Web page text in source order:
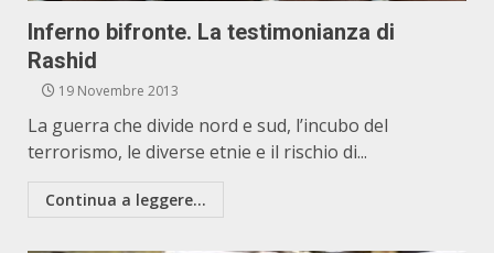
Inferno bifronte. La testimonianza di
Rashid
19 Novembre 2013
La guerra che divide nord e sud, l’incubo del
terrorismo, le diverse etnie e il rischio di...
Continua a leggere...